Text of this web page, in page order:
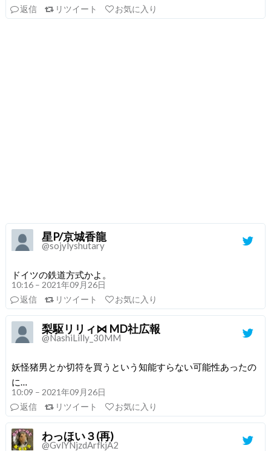
返信
リツイート お気に入り
星P/京城香龍
@sojylyshutary
ドイツの鉄道方式かよ。
10:16 – 2021年09月26日
返信
リツイート お気に入り
梨駆リリィ⋈ MD社広報
@NashiLilly_30MM
妖怪猪男とか切符を買うという知能すらない可能性あったの
に…
10:09 – 2021年09月26日
返信
リツイート お気に入り
わっほい３(再)
@GvlYNjzdArfkjA2